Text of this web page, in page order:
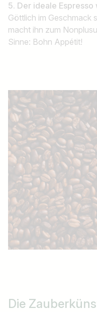
5. Der ideale Espresso
Göttlich im Geschmack
macht ihn zum
Sinne: Bohn Appétit!
Die